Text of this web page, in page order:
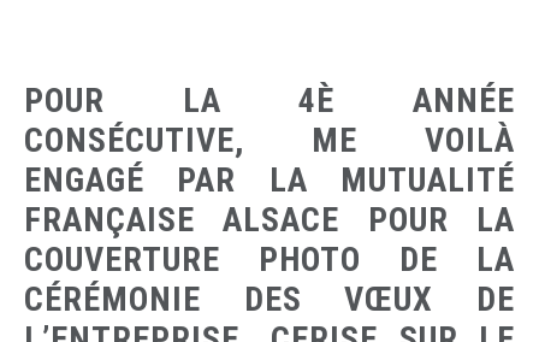
POUR LA 4È ANNÉE
CONSÉCUTIVE, ME VOILÀ
ENGAGÉ PAR LA MUTUALITÉ
FRANÇAISE ALSACE POUR LA
COUVERTURE PHOTO DE LA
CÉRÉMONIE DES VŒUX DE